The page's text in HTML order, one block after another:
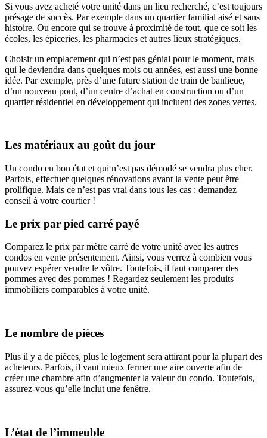
Si vous avez acheté votre unité dans un lieu recherché, c’est toujours
présage de succès. Par exemple dans un quartier familial aisé et sans
histoire. Ou encore qui se trouve à proximité de tout, que ce soit les
écoles, les épiceries, les pharmacies et autres lieux stratégiques.
Choisir un emplacement qui n’est pas génial pour le moment, mais
qui le deviendra dans quelques mois ou années, est aussi une bonne
idée. Par exemple, près d’une future station de train de banlieue,
d’un nouveau pont, d’un centre d’achat en construction ou d’un
quartier résidentiel en développement qui incluent des zones vertes.
Les matériaux au goût du jour
Un condo en bon état et qui n’est pas démodé se vendra plus cher.
Parfois, effectuer quelques rénovations avant la vente peut être
prolifique. Mais ce n’est pas vrai dans tous les cas : demandez
conseil à votre courtier !
Le prix par pied carré payé
Comparez le prix par mètre carré de votre unité avec les autres
condos en vente présentement. Ainsi, vous verrez à combien vous
pouvez espérer vendre le vôtre. Toutefois, il faut comparer des
pommes avec des pommes ! Regardez seulement les produits
immobiliers comparables à votre unité.
Le nombre de pièces
Plus il y a de pièces, plus le logement sera attirant pour la plupart des
acheteurs. Parfois, il vaut mieux fermer une aire ouverte afin de
créer une chambre afin d’augmenter la valeur du condo. Toutefois,
assurez-vous qu’elle inclut une fenêtre.
L’état de l’immeuble